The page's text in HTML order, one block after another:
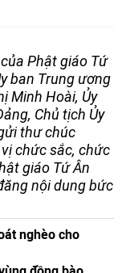
Phật giáo Tứ
ban Trung ương
Minh Hoài, Ủy
Chủ tịch Ủy
thư chúc
chức sắc, chức
giáo Tứ Ân
nội dung bức
nghèo cho